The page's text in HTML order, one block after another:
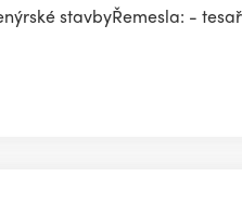
stavbyŘemesla: -